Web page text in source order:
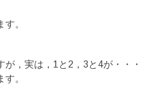
。
，実は，1と2，3と4が・・・
。